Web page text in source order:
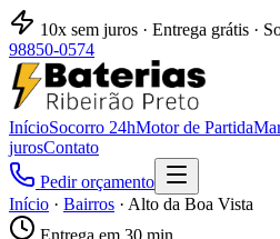
10x sem juros · Entrega grátis ·
98850-0574
InícioSocorro 24hMotor de Partida
jurosContato
Pedir orçamento
Início · Bairros · Alto da Boa Vista
Entrega em 30 min